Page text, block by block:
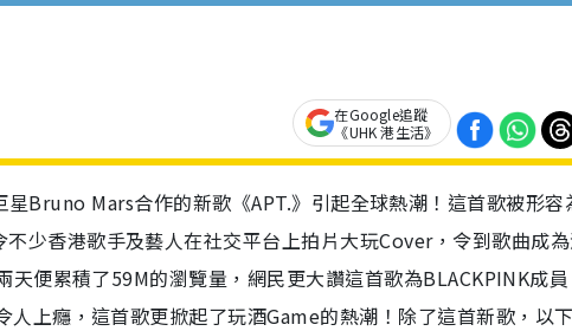
在Google追蹤
《UHK 港生活》
Bruno Mars合作的新歌《APT.》引起全球熱潮！這首歌被形容
少香港歌手及藝人在社交平台上拍片大玩Cover，令到歌曲成
便累積了59M的瀏覽量，網民更大讚這首歌為BLACKPINK成員
上癮，這首歌更掀起了玩酒Game的熱潮！除了這首新歌，以